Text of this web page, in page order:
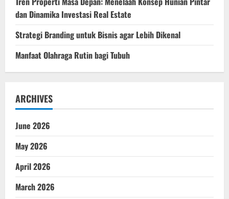
dan Dinamika Investasi Real Estate
Strategi Branding untuk Bisnis agar Lebih Dikenal
Manfaat Olahraga Rutin bagi Tubuh
ARCHIVES
June 2026
May 2026
April 2026
March 2026